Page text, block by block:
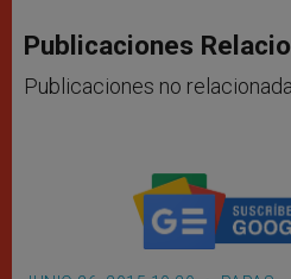
Publicaciones
Publicaciones no